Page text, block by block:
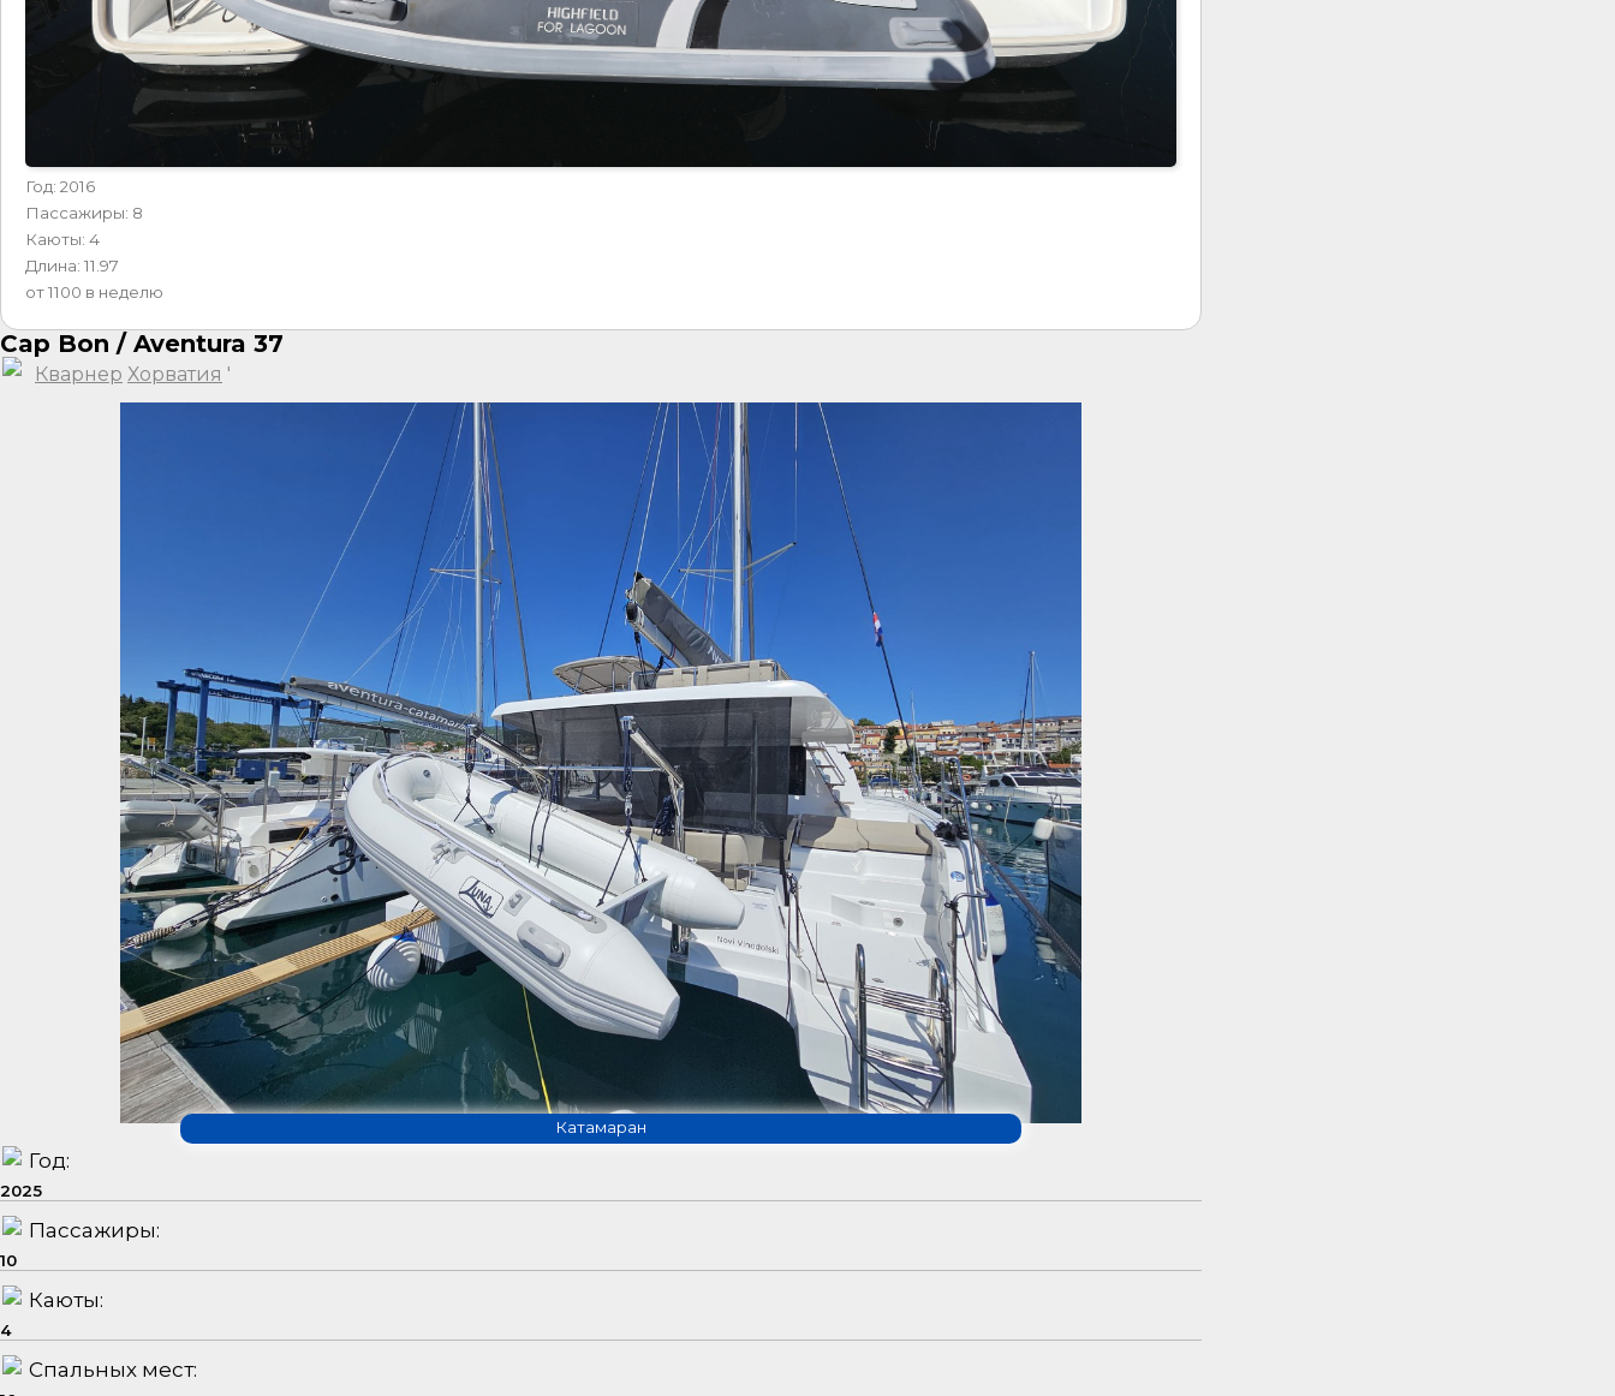
Год: 2016
Пассажиры: 8
Каюты: 4
Длина: 11.97
от 1100 в неделю
Cap Bon / Aventura 37
Кварнер Хорватия '
Катамаран
Год:
2025
Пассажиры:
10
Каюты:
4
Спальных мест: